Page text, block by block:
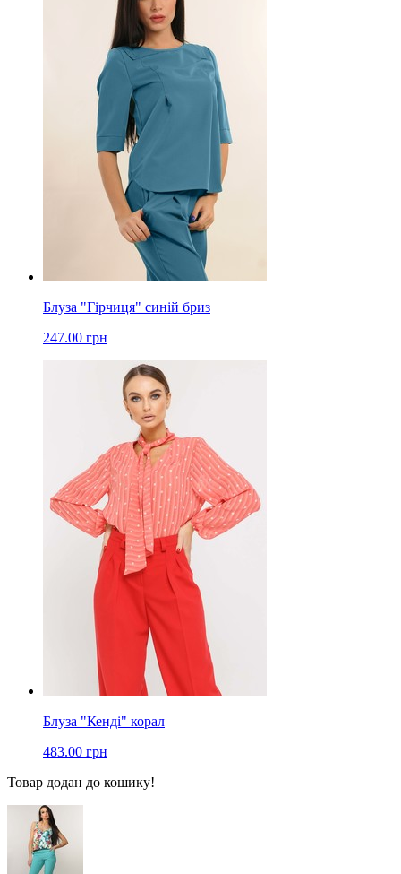
Блуза "Гірчиця" синій бриз
247.00 грн
Блуза "Кенді" корал
483.00 грн
Товар додан до кошику!